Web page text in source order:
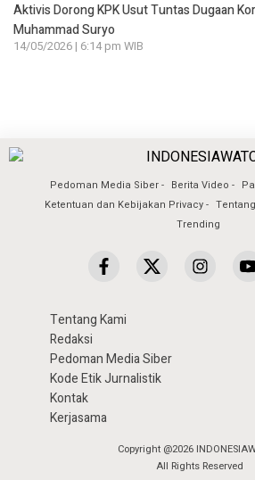
Aktivis Dorong KPK Usut Tuntas Dugaan
Muhammad Suryo
14/05/2026 | 6:14 pm WIB
Pedoman Media Siber Berita Video
Ketentuan dan Kebijakan Privacy
Trending
Tentang Kami
Redaksi
Pedoman Media Siber
Kode Etik Jurnalistik
Kontak
Kerjasama
Copyright @2026
All Rights Reserved